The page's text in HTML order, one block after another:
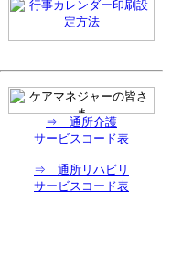
⇒ 通所介護
サービスコード表
⇒ 通所リハビリ
サービスコード表